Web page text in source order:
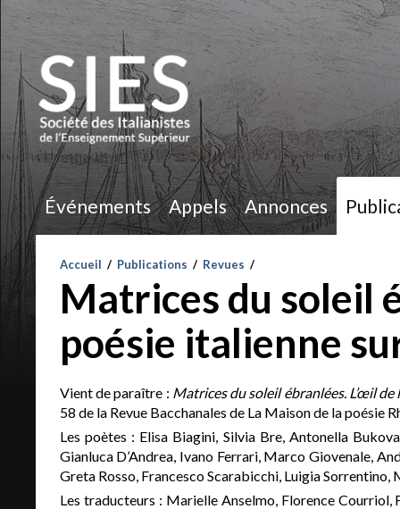
Événements Appels Annonces
Accueil / Publications / Revues /
Matrices du soleil
poésie italienne
Vient de paraître : Matrices du soleil ébranlées. L’œil
58 de la Revue Bacchanales de La Maison de la poésie
Les poètes : Elisa Biagini, Silvia Bre, Antonella
Gianluca D’Andrea, Ivano Ferrari, Marco Giovenale,
Greta Rosso, Francesco Scarabicchi, Luigia Sorrentino,
Les traducteurs : Marielle Anselmo, Florence